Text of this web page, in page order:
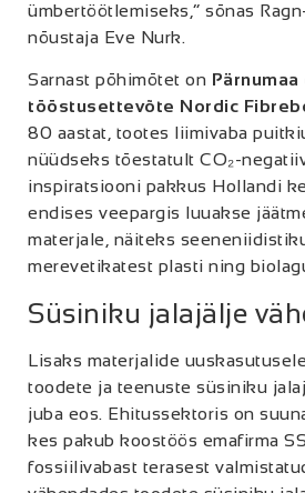
ümbertöötlemiseks,” sõnas
nõustaja Eve Nurk.
Sarnast põhimõtet on Pärnumaa
tööstusettevõte Nordic
80 aastat, tootes liimivaba
nüüdseks tõestatult CO₂-
inspiratsiooni pakkus Hollandi
endises veepargis luuakse
materjale, näiteks
merevetikatest plasti ning
Süsiniku jalajälje
Lisaks materjalide
toodete ja teenuste süsiniku
juba eos. Ehitussektoris on
kes pakub koostöös emafirma
fossiilivabast terasest